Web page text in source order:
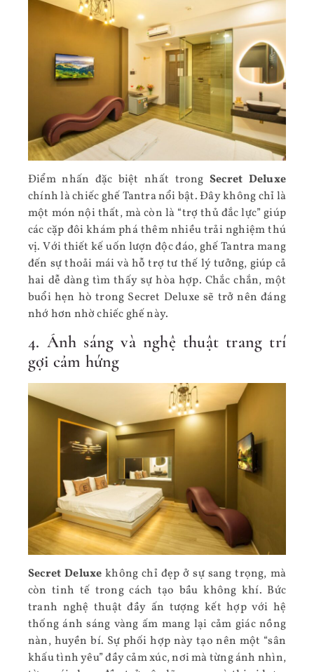
Điểm nhấn đặc biệt nhất trongSecret Deluxe
chính là chiếc ghế Tantra nổi bật. Đây không chỉ là
một món nội thất, mà còn là “trợ thủ đắc lực” giúp
các cặp đôi khám phá thêm nhiều trải nghiệm thú
vị. Với thiết kế uốn lượn độc đáo, ghế Tantra mang
đến sự thoải mái và hỗ trợ tư thế lý tưởng, giúp cả
hai dễ dàng tìm thấy sự hòa hợp. Chắc chắn, một
buổi hẹn hò trong Secret Deluxe sẽ trở nên đáng
nhớ hơn nhờ chiếc ghế này.
4. Ánh sáng và nghệ thuật trang trí
gợi cảm hứng
Secret Deluxe không chỉ đẹp ở sự sang trọng, mà
còn tinh tế trong cách tạo bầu không khí. Bức
tranh nghệ thuật đầy ấn tượng kết hợp với hệ
thống ánh sáng vàng ấm mang lại cảm giác nồng
nàn, huyền bí. Sự phối hợp này tạo nên một “sân
khấu tình yêu” đầy cảm xúc, nơi mà từng ánh nhìn,